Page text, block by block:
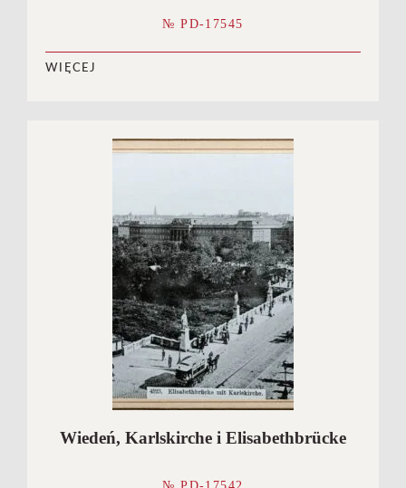
№ PD-17545
WIĘCEJ
Wiedeń, Karlskirche i Elisabethbrücke